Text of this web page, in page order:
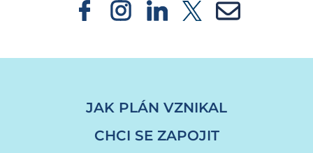
JAK PLÁN VZNIKAL
CHCI SE ZAPOJIT